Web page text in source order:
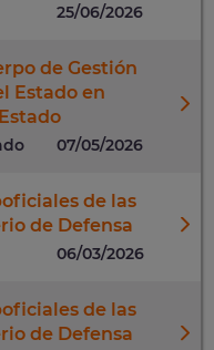
25/06/2026
de Gestión
Estado en
07/05/2026
de las
de Defensa
06/03/2026
de las
de Defensa